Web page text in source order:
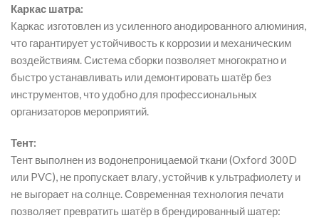
Каркас шатра:
Каркас изготовлен из усиленного анодированного алюминия,
что гарантирует устойчивость к коррозии и механическим
воздействиям. Система сборки позволяет многократно и
быстро устанавливать или демонтировать шатёр без
инструментов, что удобно для профессиональных
организаторов мероприятий.
Тент:
Тент выполнен из водонепроницаемой ткани (Oxford 300D
или PVC), не пропускает влагу, устойчив к ультрафиолету и
не выгорает на солнце. Современная технология печати
позволяет превратить шатёр в брендированный шатер: